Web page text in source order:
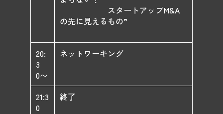
スタートアップM&A
の先に見えるもの”
20:
3
0〜
ネットワーキング
21:3
0
終了